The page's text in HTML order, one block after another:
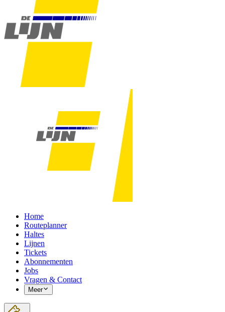
Home
Routeplanner
Haltes
Lijnen
Tickets
Abonnementen
Jobs
Vragen & Contact
Meer